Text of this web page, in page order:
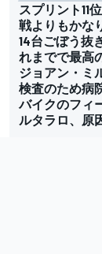
スプリント11
戦よりもかな
14台ごぼう抜
れまでで最高
ジョアン・ミ
検査のため病
バイクのフィ
ルタラロ、原